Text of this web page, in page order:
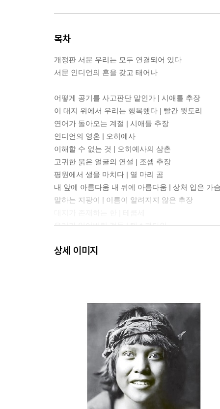
목차
개정판 서문 우리는 모두 연결되어 있다
서문 인디언의 혼을 갖고 태어나
어떻게 공기를 사고판단 말인가 | 시애틀 추장
이 대지 위에서 우리는 행복했다 | 빨간 윗도리
연어가 돌아오는 계절 | 시애틀 추장
인디언의 영혼 | 오히예사
이해할 수 없는 것 | 오히예사의 삼촌
고귀한 붉은 얼굴의 연설 | 조셉 추장
평원에서 생을 마치다 | 열 마리 곰
내 앞에 아름다움 내 뒤에 아름다움 | 상처 입은 가
말하는 지팡이 | 이름이 알려지지 않은 추장
우리가 잃어버린 것들 | 텐스콰타와
콜럼버스의 악수 | 쳐다보는 말
강은 이제 깨끗하지 않다 | 명사수
나는 왜 거기 있지 않고 여기 있는가 | 어느 인디언
이름으로 가득한 세상 | 느린 거북
우리는 언제나 이곳에 있었다 | 샤리타리쉬
나는 왜 너가 아니고 나인가 | 붉은 구름
자유롭게 방랑하다 죽으리라 | 사탄다
겨울 눈으로부터 여름 꽃에게로 | 구르는 천둥
시간이 우리를 데려다주리라 | 불타는 화살
부족의 어른이 말한다 | 방랑하는 늑대
상세 이미지